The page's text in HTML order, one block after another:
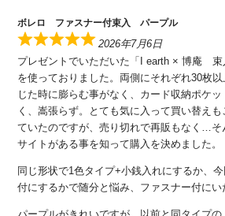
ボレロ ファスナー付束入 パープル
2026年7月6日
プレゼントでいただいた「I earth × 博庵
を使っておりました。両側にそれぞれ30枚
じた時に膨らむ事がなく、カード収納ポケ
く、嵩張らず。とても気に入って買い替えも
ていたのですが、売り切れで再販もなく…そ
サイトがある事を知って購入を決めました。
同じ形状で1色タイプ+小銭入れにするか、
付にするかで随分と悩み、ファスナー付にい